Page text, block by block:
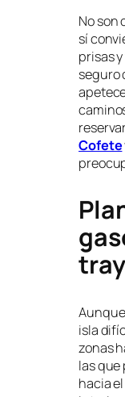
No son
sí
prisas
seguro
Cofete
isla
zonas
las
hacia